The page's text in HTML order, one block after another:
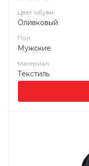
Цвет обуви
Оливковый
Пол
Мужские
Материал
Текстиль